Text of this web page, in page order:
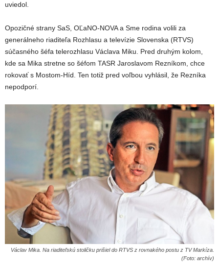
uviedol.
Opozičné strany SaS, OĽaNO-NOVA a Sme rodina volili za
generálneho riaditeľa Rozhlasu a televízie Slovenska (RTVS)
súčasného šéfa telerozhlasu Václava Miku. Pred druhým kolom,
kde sa Mika stretne so šéfom TASR Jaroslavom Rezníkom, chce
rokovať s Mostom-Híd. Ten totiž pred voľbou vyhlásil, že Rezníka
nepodporí.
Václav Mika. Na riaditeľskú stoličku prišiel do RTVS z rovnakého postu z TV Markíza.
(Foto: archív)